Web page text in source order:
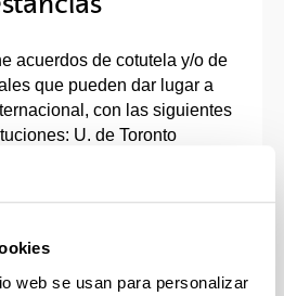
web se usan para personalizar
acuerdos de cotutela y/o de
que pueden dar lugar a
con las siguientes
U. de Toronto
la Seguridad Social Sueca ,
U. de Gissen
Banco Central Europeo,
Economy (Alemania), U.